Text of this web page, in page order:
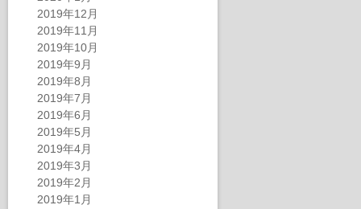
2019年12月
2019年11月
2019年10月
2019年9月
2019年8月
2019年7月
2019年6月
2019年5月
2019年4月
2019年3月
2019年2月
2019年1月